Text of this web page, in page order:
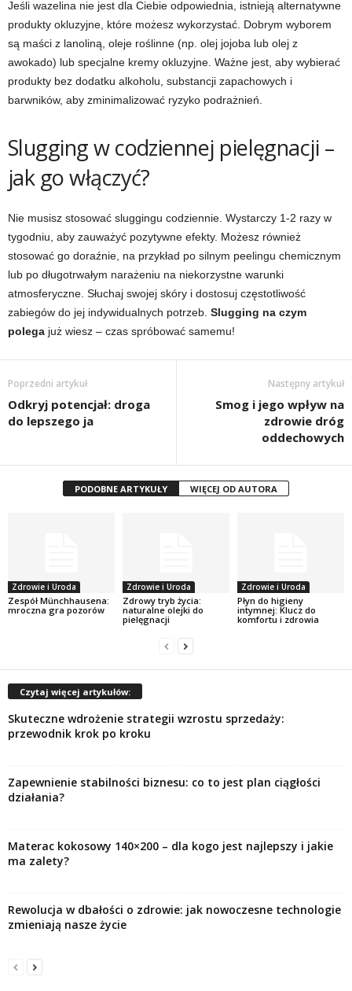
Jeśli wazelina nie jest dla Ciebie odpowiednia, istnieją alternatywne
produkty okluzyjne, które możesz wykorzystać. Dobrym wyborem
są maści z lanoliną, oleje roślinne (np. olej jojoba lub olej z
awokado) lub specjalne kremy okluzyjne. Ważne jest, aby wybierać
produkty bez dodatku alkoholu, substancji zapachowych i
barwników, aby zminimalizować ryzyko podrażnień.
Slugging w codziennej pielęgnacji –
jak go włączyć?
Nie musisz stosować sluggingu codziennie. Wystarczy 1-2 razy w
tygodniu, aby zauważyć pozytywne efekty. Możesz również
stosować go doraźnie, na przykład po silnym peelingu chemicznym
lub po długotrwałym narażeniu na niekorzystne warunki
atmosferyczne. Słuchaj swojej skóry i dostosuj częstotliwość
zabiegów do jej indywidualnych potrzeb. Slugging na czym
polega już wiesz – czas spróbować samemu!
Poprzedni artykuł
Odkryj potencjał: droga
do lepszego ja
Następny artykuł
Smog i jego wpływ na
zdrowie dróg
oddechowych
PODOBNE ARTYKUŁY WIĘCEJ OD AUTORA
Zdrowie i Uroda
Zespół Münchhausena:
mroczna gra pozorów
Zdrowie i Uroda
Zdrowy tryb życia:
naturalne olejki do
pielęgnacji
Zdrowie i Uroda
Płyn do higieny
intymnej: Klucz do
komfortu i zdrowia
Czytaj więcej artykułów:
Skuteczne wdrożenie strategii wzrostu sprzedaży:
przewodnik krok po kroku
Zapewnienie stabilności biznesu: co to jest plan ciągłości
działania?
Materac kokosowy 140×200 – dla kogo jest najlepszy i jakie
ma zalety?
Rewolucja w dbałości o zdrowie: jak nowoczesne technologie
zmieniają nasze życie